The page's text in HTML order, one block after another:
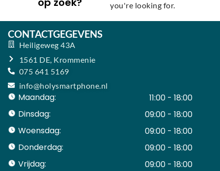
you're looking for.
CONTACTGEGEVENS
Heiligeweg 43A
1561 DE, Krommenie
075 641 5169
info@holysmartphone.nl
Maandag:
11:00 - 18:00
Dinsdag:
09:00 - 18:00
Woensdag:
09:00 - 18:00
Donderdag:
09:00 - 18:00
Vrijdag:
09:00 - 18:00